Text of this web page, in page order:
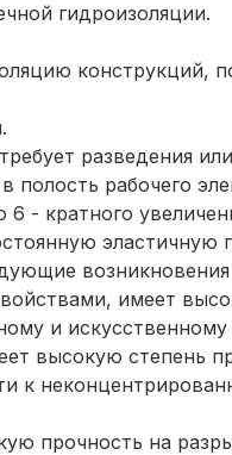
гидроизоляции.
разведения
полость рабочего
- кратного
возникновения
имеет
и
высокую степень
к
прочность на